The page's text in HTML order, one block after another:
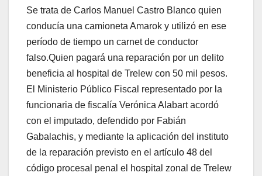
Se trata de Carlos Manuel Castro Blanco quien
conducía una camioneta Amarok y utilizó en ese
período de tiempo un carnet de conductor
falso.Quien pagará una reparación por un delito
beneficia al hospital de Trelew con 50 mil pesos.
El Ministerio Público Fiscal representado por la
funcionaria de fiscalía Verónica Alabart acordó
con el imputado, defendido por Fabián
Gabalachis, y mediante la aplicación del instituto
de la reparación previsto en el artículo 48 del
código procesal penal el hospital zonal de Trelew